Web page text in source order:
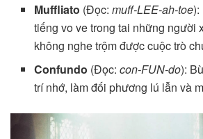
Muffliato (Đọc:muff-LEE-ah-toe):
tiếng vo ve trong tai những người
không nghe trộm được cuộc trò
Confundo (Đọc:con-FUN-do):
trí nhớ, làm đối phương lú lẫn và